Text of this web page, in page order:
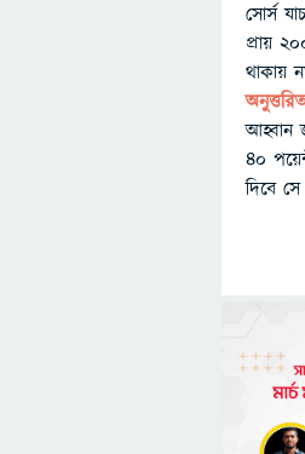
সোর্স
প্রায়
থাকায়
অনুত্তরিত
আহ্বান
৪০
দিবে